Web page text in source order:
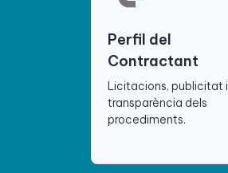
Perfil del
Contractant
Licitacions, publicitat i
transparència dels
procediments.